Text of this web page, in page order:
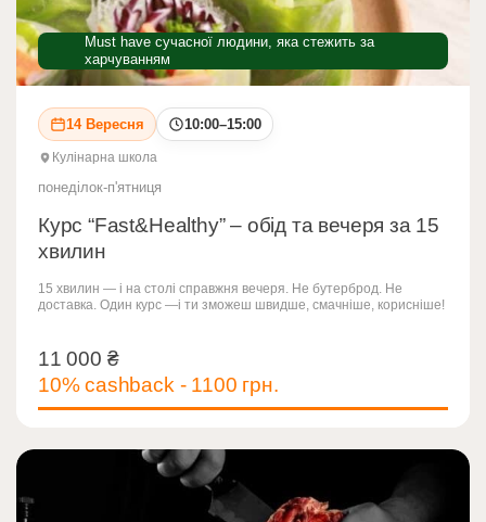
Must have сучасної людини, яка стежить за
харчуванням
14 Вересня 10:00–15:00
Кулінарна школа
понеділок-п'ятниця
Курс “Fast&Healthy” – обід та вечеря за 15
хвилин
15 хвилин — і на столі справжня вечеря. Не бутерброд. Не
доставка. Один курс —і ти зможеш швидше, смачніше, корисніше!
11 000 ₴
10% cashback - 1100 грн.
11 000 ₴